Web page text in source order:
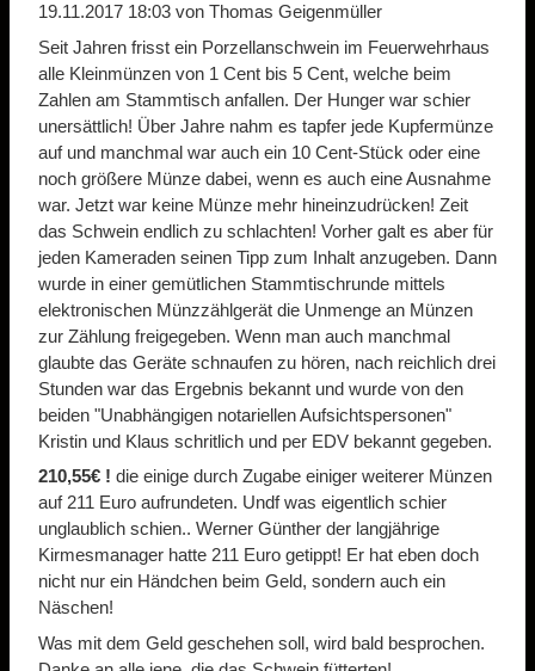
19.11.2017 18:03 von Thomas Geigenmüller
Seit Jahren frisst ein Porzellanschwein im Feuerwehrhaus
alle Kleinmünzen von 1 Cent bis 5 Cent, welche beim
Zahlen am Stammtisch anfallen. Der Hunger war schier
unersättlich! Über Jahre nahm es tapfer jede Kupfermünze
auf und manchmal war auch ein 10 Cent-Stück oder eine
noch größere Münze dabei, wenn es auch eine Ausnahme
war. Jetzt war keine Münze mehr hineinzudrücken! Zeit
das Schwein endlich zu schlachten! Vorher galt es aber für
jeden Kameraden seinen Tipp zum Inhalt anzugeben. Dann
wurde in einer gemütlichen Stammtischrunde mittels
elektronischen Münzzählgerät die Unmenge an Münzen
zur Zählung freigegeben. Wenn man auch manchmal
glaubte das Geräte schnaufen zu hören, nach reichlich drei
Stunden war das Ergebnis bekannt und wurde von den
beiden "Unabhängigen notariellen Aufsichtspersonen"
Kristin und Klaus schritlich und per EDV bekannt gegeben.
210,55€ ! die einige durch Zugabe einiger weiterer Münzen
auf 211 Euro aufrundeten. Undf was eigentlich schier
unglaublich schien.. Werner Günther der langjährige
Kirmesmanager hatte 211 Euro getippt! Er hat eben doch
nicht nur ein Händchen beim Geld, sondern auch ein
Näschen!
Was mit dem Geld geschehen soll, wird bald besprochen.